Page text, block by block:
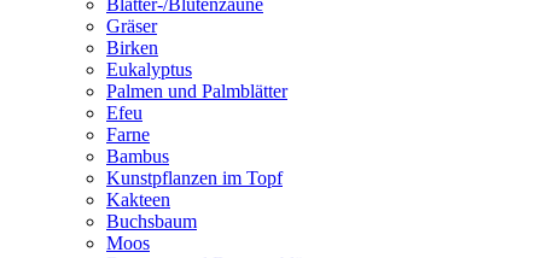
Gräser
Birken
Eukalyptus
Palmen und Palmblätter
Efeu
Farne
Bambus
Kunstpflanzen im Topf
Kakteen
Buchsbaum
Moos